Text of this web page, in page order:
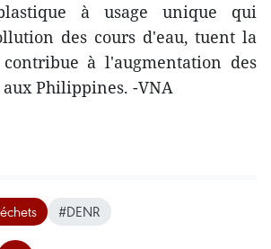
à usage unique qui
des cours d'eau, tuent la
à l'augmentation des
aux Philippines. -VNA
#DENR